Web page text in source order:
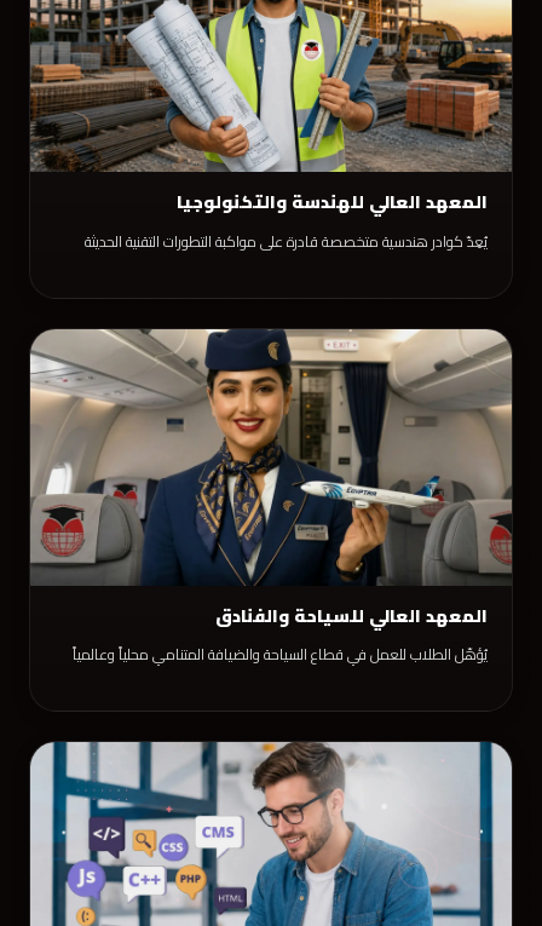
المعهد العالي للهندسة والتكنولوجيا
يُعِدّ كوادر هندسية متخصصة قادرة على مواكبة التطورات التقنية الحديثة
المعهد العالي للسياحة والفنادق
يُؤهّل الطلاب للعمل في قطاع السياحة والضيافة المتنامي محلياً وعالمياً